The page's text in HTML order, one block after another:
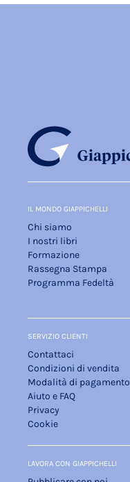
IL MONDO GIAPPICHELLI
Chi siamo
I nostri libri
Formazione
Rassegna Stampa
Programma Fedeltà
SERVIZIO CLIENTI
Contattaci
Condizioni di vendita
Modalità di pagamento
Aiuto e FAQ
Privacy
Cookie
LAVORA CON GIAPPICHELLI